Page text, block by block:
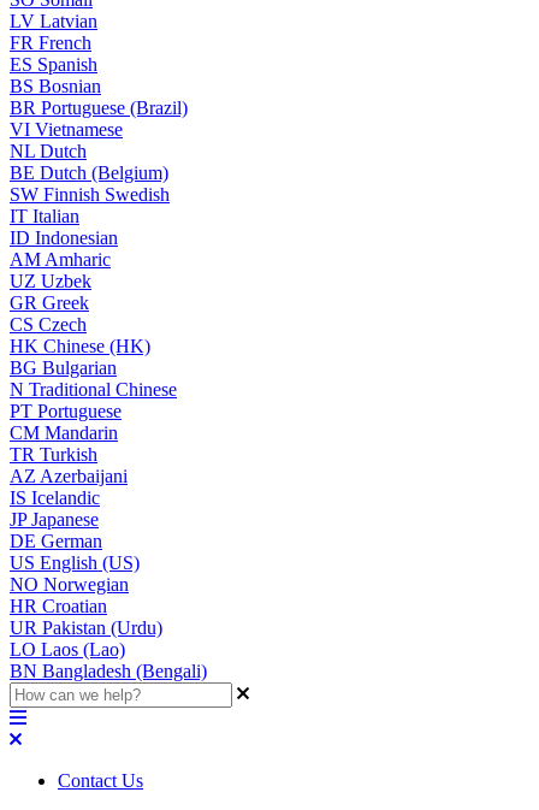
LV Latvian
FR French
ES Spanish
BS Bosnian
BR Portuguese (Brazil)
VI Vietnamese
NL Dutch
BE Dutch (Belgium)
SW Finnish Swedish
IT Italian
ID Indonesian
AM Amharic
UZ Uzbek
GR Greek
CS Czech
HK Chinese (HK)
BG Bulgarian
N Traditional Chinese
PT Portuguese
CM Mandarin
TR Turkish
AZ Azerbaijani
IS Icelandic
JPJapanese
DE German
US English (US)
NO Norwegian
HR Croatian
UR Pakistan (Urdu)
LO Laos (Lao)
BN Bangladesh (Bengali)
Contact Us